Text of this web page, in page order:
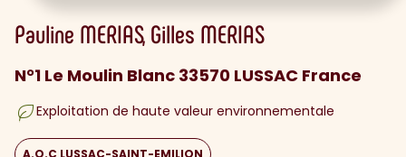
Pauline MERIAS Gilles MERIAS
N°1 Le Moulin Blanc 33570 LUSSAC France
Exploitation de haute valeur environnementale
A.O.C LUSSAC-SAINT-EMILION